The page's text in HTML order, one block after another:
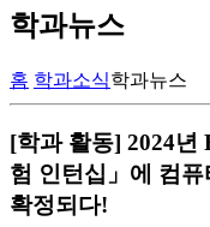
학과뉴스
홈 학과소식학과뉴스
[학과 활동] 2024년
험 인턴십」에 컴퓨
확정되다!